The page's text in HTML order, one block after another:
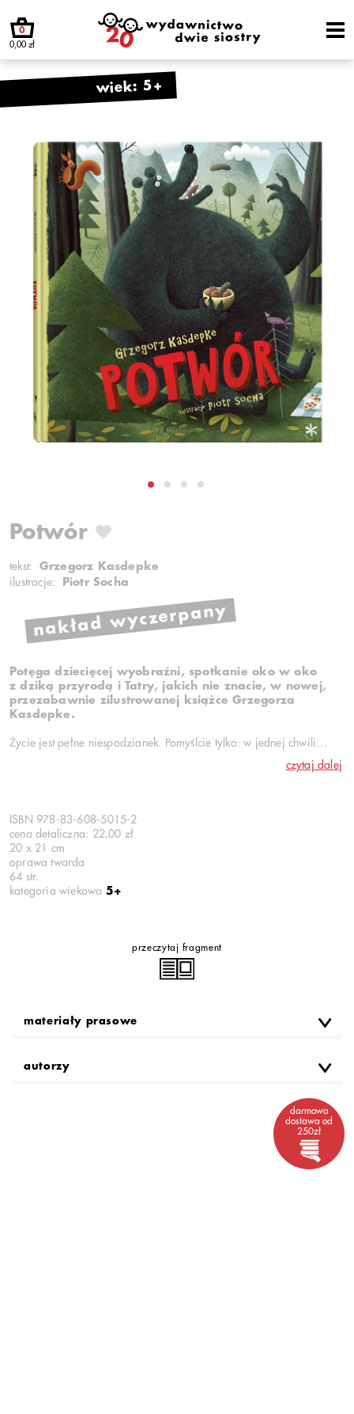
0
0,00 zł
wiek: 5+
Potwór
tekst:
Grzegorz Kasdepke
ilustracje:
Piotr Socha
nakład wyczerpany
Potęga dziecięcej wyobraźni, spotkanie oko w oko
z dziką przyrodą i Tatry, jakich nie znacie, w nowej,
przezabawnie zilustrowanej książce Grzegorza
Kasdepke.
Życie jest pełne niespodzianek. Pomyślcie tylko: w jednej chwili
następnej – ni z tego, ni z owego budzi się we wnętrzu ogromnego
W dowcipnym opowiadaniu Grzegorza Kasdepke Tatry okazują się
czymś zupełnie innym, niż nam się zwykle wydaje. A dzieje się to
za sprawą nieokiełznanej fantazji pewnej rezolutnej dziewczynki...
Książka powstała z inicjatywy Tatrzańskiego Parku Narodowego,
który jest również jej współwydawcą.
czytaj dalej
ISBN 978-83-608-5015-2
cena detaliczna: 22,00 zł
20 x 21 cm
oprawa twarda
64 str.
kategoria wiekowa 5+
przeczytaj fragment
materiały prasowe
autorzy
darmowa
dostawa od
250zł